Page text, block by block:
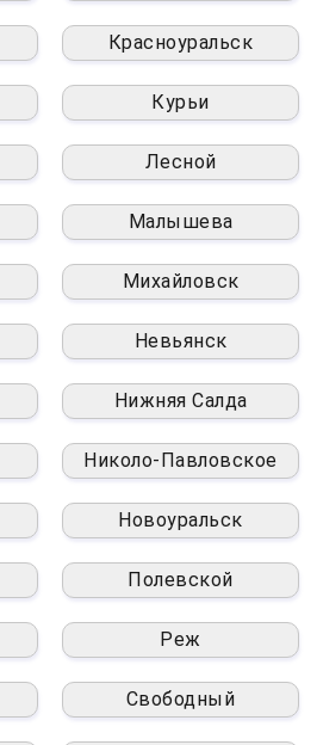
Красноуральск
Курьи
Лесной
Малышева
Михайловск
Невьянск
Нижняя Салда
Николо-Павловское
Новоуральск
Полевской
Реж
Свободный